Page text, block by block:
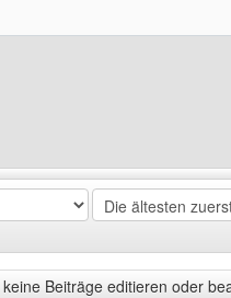
Beiträge editieren oder